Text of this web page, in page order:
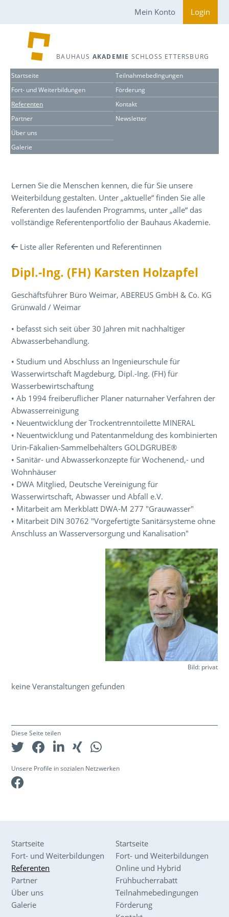
Mein Konto Login
BAUHAUS AKADEMIE SCHLOSS ETTERSBURG
Startseite
Fort- und Weiterbildungen
Referenten
Partner
Über uns
Galerie
Teilnahmebedingungen
Förderung
Kontakt
Newsletter
Lernen Sie die Menschen kennen, die für Sie unsere
Weiterbildung gestalten. Unter „aktuelle“ finden Sie alle
Referenten des laufenden Programms, unter „alle“ das
vollständige Referentenportfolio der Bauhaus Akademie.
Liste aller Referenten und Referentinnen
Dipl.-Ing. (FH) Karsten Holzapfel
Geschäftsführer Büro Weimar, ABEREUS GmbH & Co. KG
Grünwald / Weimar
• befasst sich seit über 30 Jahren mit nachhaltiger
Abwasserbehandlung.
• Studium und Abschluss an Ingenieurschule für
Wasserwirtschaft Magdeburg, Dipl.-Ing. (FH) für
Wasserbewirtschaftung
• Ab 1994 freiberuflicher Planer naturnaher Verfahren der
Abwasserreinigung
• Neuentwicklung der Trockentrenntoilette MINERAL
• Neuentwicklung und Patentanmeldung des kombinierten
Urin-Fäkalien-Sammelbehälters GOLDGRUBE®
• Sanitär- und Abwasserkonzepte für Wochenend,- und
Wohnhäuser
• DWA Mitglied, Deutsche Vereinigung für
Wasserwirtschaft, Abwasser und Abfall e.V.
• Mitarbeit am Merkblatt DWA-M 277 "Grauwasser"
• Mitarbeit DIN 30762 "Vorgefertigte Sanitärsysteme ohne
Anschluss an Wasserversorgung und Kanalisation"
Bild: privat
keine Veranstaltungen gefunden
Diese Seite teilen
Unsere Profile in sozialen Netzwerken
Startseite
Fort- und Weiterbildungen
Referenten
Partner
Über uns
Galerie
Startseite
Fort- und Weiterbildungen
Online und Hybrid
Frühbucherrabatt
Teilnahmebedingungen
Förderung